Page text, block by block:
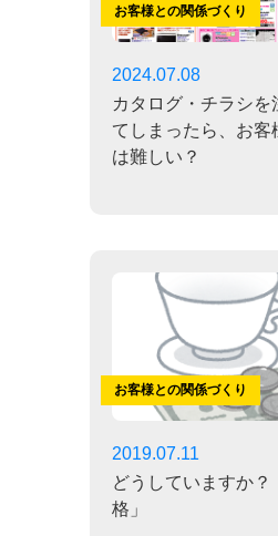
お客様との関係づくり
2024.07.08
カタログ・チラシを
てしまったら、お客
は難しい？
お客様との関係づくり
2019.07.11
どうしていますか？
格」